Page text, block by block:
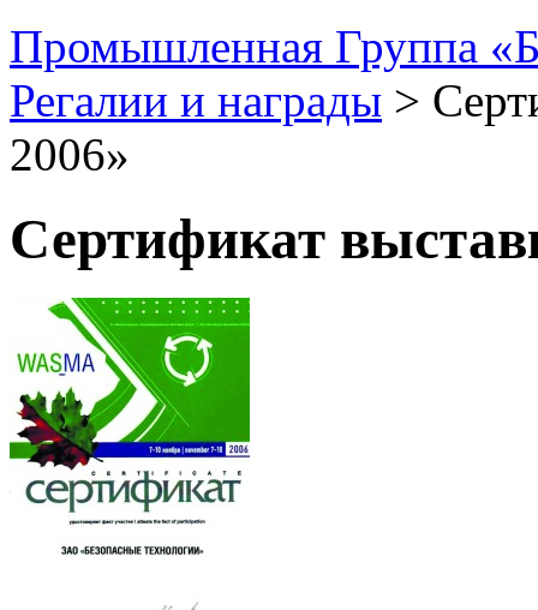
Промышленная Группа
Регалии и награды >
2006»
Сертификат